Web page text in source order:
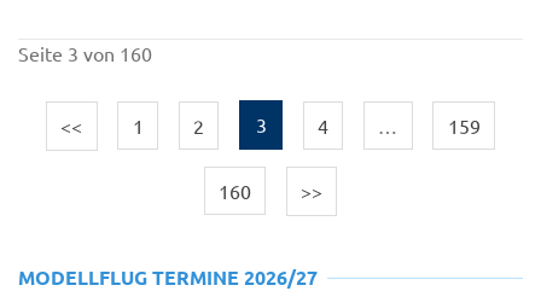
Seite 3 von 160
<< 1 2 3 4 159
160 >>
MODELLFLUG TERMINE 2026/27